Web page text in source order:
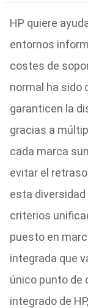
HP quiere
entornos
costes de
normal ha sido
garanticen la
gracias a
cada marca
evitar el
esta
criterios
puesto en
integrada que
único punto de
integrado de